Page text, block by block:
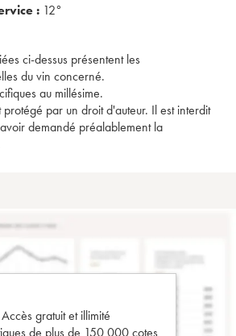
: 12°
ci-dessus présentent les
du vin concerné.
au millésime.
par un droit d'auteur. Il est interdit
demandé préalablement la
Accès gratuit et illimité
de plus de 150 000 cotes